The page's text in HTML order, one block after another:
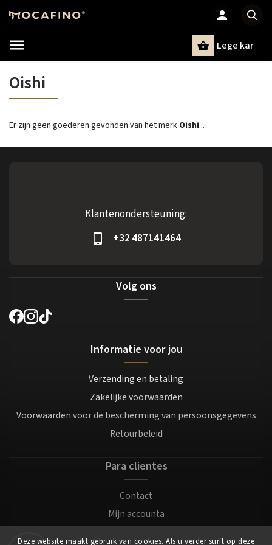
Deze website maakt gebruik van cookies. Als u verder surft op deze
Lege kar
Oishi
Er zijn geen goederen gevonden van het merk Oishi...
Klantenondersteuning:
+32 487141464
Volg ons
Informatie voor jou
Verzending en betaling
Zakelijke voorwaarden
Voorwaarden voor de bescherming van persoonsgegevens
Retourbeleid
Para clientes
Contact
Mijn accounta